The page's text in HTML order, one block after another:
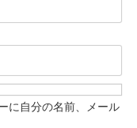
に自分の名前、メール